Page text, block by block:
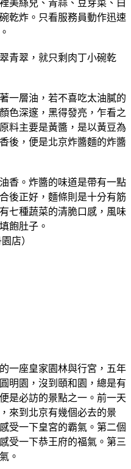
美絲兒、青蒜、豆芽菜、白
乾炸。只看服務員動作迅速
青翠，就只剩肉丁小碗乾
一層油，若不喜吃太油膩的
色深邃，黑得發亮，乍看之
料主要是黃醬，是以黃豆為
後，便是北京炸醬麵的炸醬
香。炸醬的味道是帶有一點
後正好，麵條則是十分有筋
七種蔬菜的清脆口感，風味
飽肚子。
店）
一座皇家園林與行宮，五年
明園，沒到頤和園，總是有
是必訪的景點之一。前一天
來到北京有幾個必去的景
受一下皇宮的霸氣。第二個
受一下恭王府的福氣。第三
。